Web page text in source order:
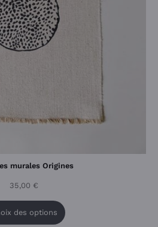
murales Origines
35,00 €
des options